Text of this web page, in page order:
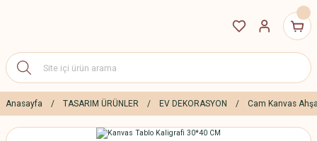
Anasayfa TASARIM ÜRÜNLER EV DEKORASYON Cam Kanvas